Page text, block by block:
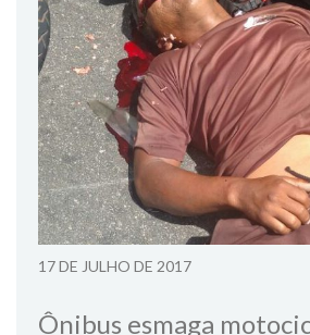
17 DE JULHO DE 2017
Ônibus esmaga